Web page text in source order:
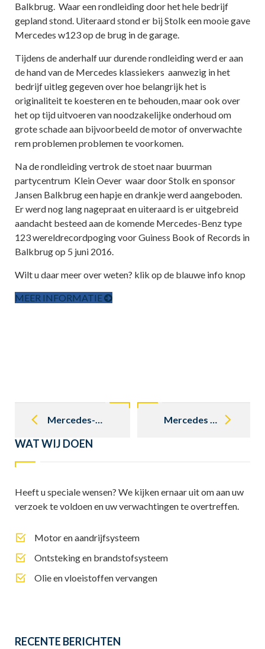
Balkbrug. Waar een rondleiding door het hele bedrijf
gepland stond. Uiteraard stond er bij Stolk een mooie gave
Mercedes w123 op de brug in de garage.
Tijdens de anderhalf uur durende rondleiding werd er aan
de hand van de Mercedes klassiekers aanwezig in het
bedrijf uitleg gegeven over hoe belangrijk het is
originaliteit te koesteren en te behouden, maar ook over
het op tijd uitvoeren van noodzakelijke onderhoud om
grote schade aan bijvoorbeeld de motor of onverwachte
rem problemen problemen te voorkomen.
Na de rondleiding vertrok de stoet naar buurman
partycentrum Klein Oever waar door Stolk en sponsor
Jansen Balkbrug een hapje en drankje werd aangeboden.
Er werd nog lang nagepraat en uiteraard is er uitgebreid
aandacht besteed aan de komende Mercedes-Benz type
123 wereldrecordpoging voor Guiness Book of Records in
Balkbrug op 5 juni 2016.
Wilt u daar meer over weten? klik op de blauwe info knop
MEER INFORMATIE
navigation
Mercedes-Benz viert 130 bestaan automobiel Mercedes oldtimers op 1 maart weer de weg op!
WAT WIJ DOEN
Heeft u speciale wensen? We kijken ernaar uit om aan uw
verzoek te voldoen en uw verwachtingen te overtreffen.
Motor en aandrijfsysteem
Ontsteking en brandstofsysteem
Olie en vloeistoffen vervangen
RECENTE BERICHTEN